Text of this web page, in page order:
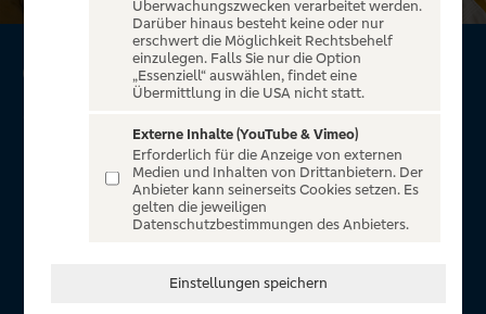
GoldCard von Visa*
Mehr Sicherheit. Mehr Freiheit.
Reiseservice mit 7 % Reisebonus
Exklusive 10 % Reisebonus bei der Eigenmarke UP
Sicher online bezahlen durch Visa Secure
Überwachungszwecken verarbeitet werden.
Darüber hinaus besteht keine oder nur
erschwert die Möglichkeit Rechtsbehelf
einzulegen. Falls Sie nur die Option
„Essenziell“ auswählen, findet eine
Übermittlung in die USA nicht statt.
Externe Inhalte (YouTube & Vimeo)
Erforderlich für die Anzeige von externen
Medien und Inhalten von Drittanbietern. Der
Anbieter kann seinerseits Cookies setzen. Es
gelten die jeweiligen
Datenschutzbestimmungen des Anbieters.
Einstellungen speichern